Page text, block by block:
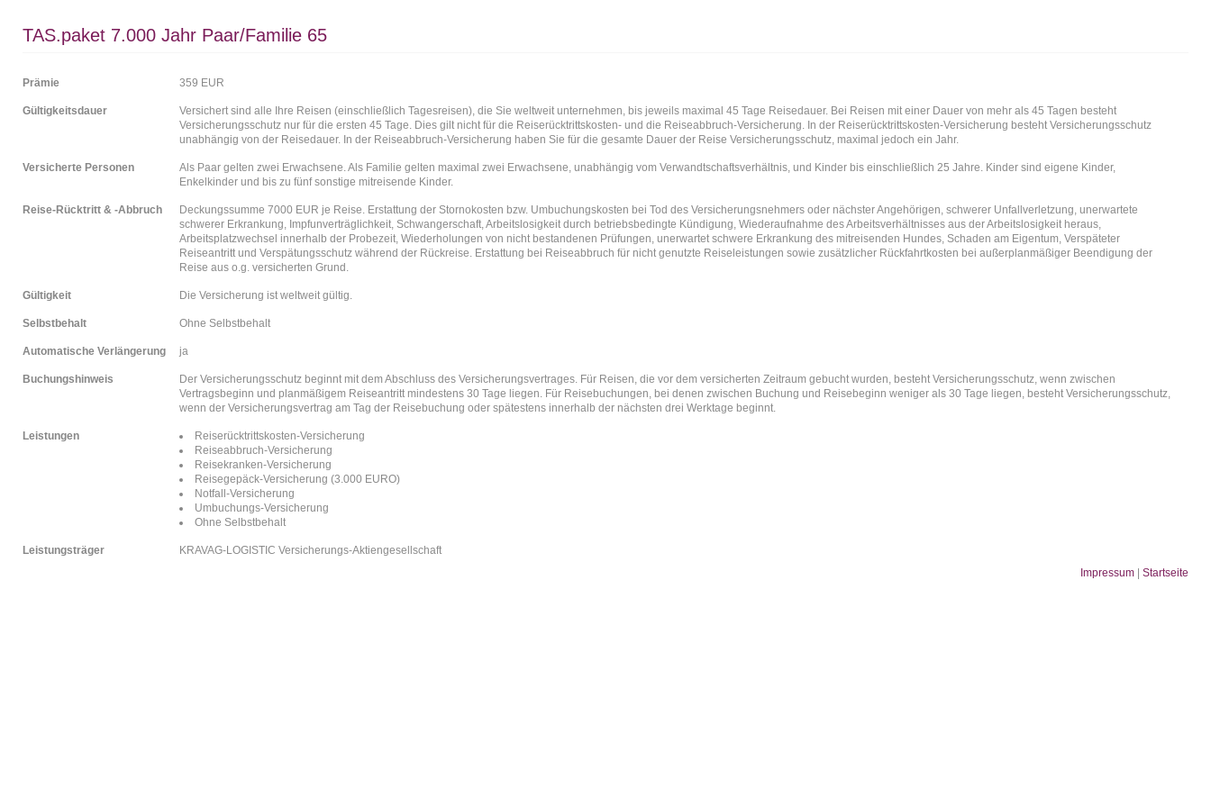
TAS.paket 7.000 Jahr Paar/Familie 65
Prämie 359 EUR
Gültigkeitsdauer
Versichert sind alle Ihre Reisen (einschließlich Tagesreisen), die Sie weltweit unternehmen, bis jeweils maximal 45 Tage Reisedauer. Bei Reisen mit einer Dauer von mehr als 45 Tagen besteht
Versicherungsschutz nur für die ersten 45 Tage. Dies gilt nicht für die Reiserücktrittskosten- und die Reiseabbruch-Versicherung. In der Reiserücktrittskosten-Versicherung besteht Versicherungsschutz
unabhängig von der Reisedauer. In der Reiseabbruch-Versicherung haben Sie für die gesamte Dauer der Reise Versicherungsschutz, maximal jedoch ein Jahr.
Versicherte Personen
Als Paar gelten zwei Erwachsene. Als Familie gelten maximal zwei Erwachsene, unabhängig vom Verwandtschaftsverhältnis, und Kinder bis einschließlich 25 Jahre. Kinder sind eigene Kinder,
Enkelkinder und bis zu fünf sonstige mitreisende Kinder.
Reise-Rücktritt & -Abbruch
Deckungssumme 7000 EUR je Reise. Erstattung der Stornokosten bzw. Umbuchungskosten bei Tod des Versicherungsnehmers oder nächster Angehörigen, schwerer Unfallverletzung, unerwartete
schwerer Erkrankung, Impfunverträglichkeit, Schwangerschaft, Arbeitslosigkeit durch betriebsbedingte Kündigung, Wiederaufnahme des Arbeitsverhältnisses aus der Arbeitslosigkeit heraus,
Arbeitsplatzwechsel innerhalb der Probezeit, Wiederholungen von nicht bestandenen Prüfungen, unerwartet schwere Erkrankung des mitreisenden Hundes, Schaden am Eigentum, Verspäteter
Reiseantritt und Verspätungsschutz während der Rückreise. Erstattung bei Reiseabbruch für nicht genutzte Reiseleistungen sowie zusätzlicher Rückfahrtkosten bei außerplanmäßiger Beendigung der
Reise aus o.g. versicherten Grund.
Gültigkeit Die Versicherung ist weltweit gültig.
Selbstbehalt Ohne Selbstbehalt
Automatische Verlängerung ja
Buchungshinweis
Der Versicherungsschutz beginnt mit dem Abschluss des Versicherungsvertrages. Für Reisen, die vor dem versicherten Zeitraum gebucht wurden, besteht Versicherungsschutz, wenn zwischen
Vertragsbeginn und planmäßigem Reiseantritt mindestens 30 Tage liegen. Für Reisebuchungen, bei denen zwischen Buchung und Reisebeginn weniger als 30 Tage liegen, besteht Versicherungsschutz,
wenn der Versicherungsvertrag am Tag der Reisebuchung oder spätestens innerhalb der nächsten drei Werktage beginnt.
Leistungen
Reiserücktrittskosten-Versicherung
Reiseabbruch-Versicherung
Reisekranken-Versicherung
Reisegepäck-Versicherung (3.000 EURO)
Notfall-Versicherung
Umbuchungs-Versicherung
Ohne Selbstbehalt
Leistungsträger
KRAVAG-LOGISTIC Versicherungs-Aktiengesellschaft
Impressum
Startseite